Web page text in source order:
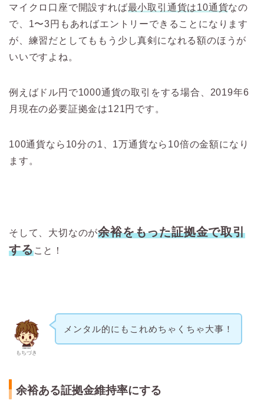
マイクロ口座で開設すれば最小取引通貨は10通貨なの
で、1〜3円もあればエントリーできることになります
が、練習だとしてももう少し真剣になれる額のほうが
いいですよね。
例えばドル円で1000通貨の取引をする場合、2019年6
月現在の必要証拠金は121円です。
100通貨なら10分の1、1万通貨なら10倍の金額になり
ます。
そして、大切なのが余裕をもった証拠金で取引
すること！
もちづき
メンタル的にもこれめちゃくちゃ大事！
余裕ある証拠金維持率にする